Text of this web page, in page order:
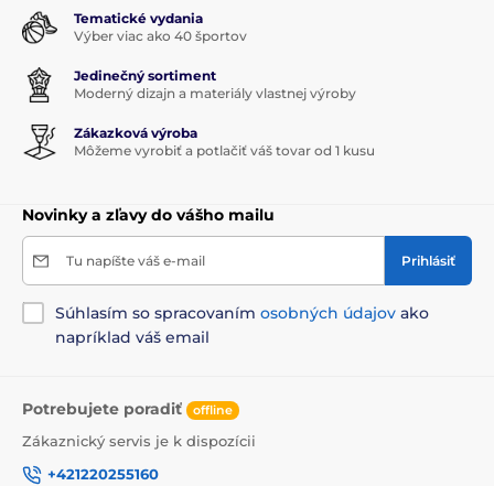
Tematické vydania
Výber viac ako 40 športov
Jedinečný sortiment
Moderný dizajn a materiály vlastnej výroby
Zákazková výroba
Môžeme vyrobiť a potlačiť váš tovar od 1 kusu
Novinky a zľavy do vášho mailu
Tu napíšte váš e-mail Prihlásiť
Súhlasím so spracovaním osobných údajov ako
napríklad váš email
Potrebujete poradiť offline
Zákaznický servis je k dispozícii
+421220255160